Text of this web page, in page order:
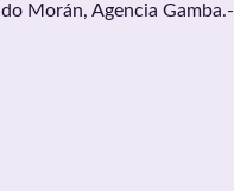
Morán, Agencia Gamba.-